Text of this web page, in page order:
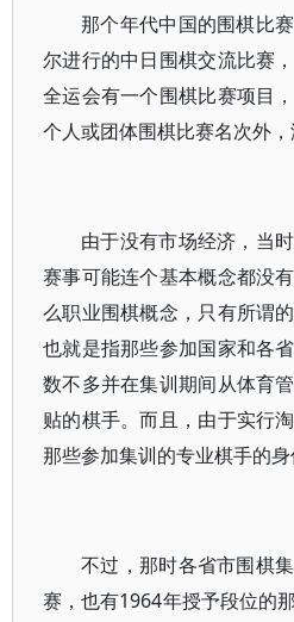
那个年代中国的围棋比
尔进行的中日围棋交流比赛
全运会有一个围棋比赛项目
个人或团体围棋比赛名次外，
由于没有市场经济，当
赛事可能连个基本概念都没
么职业围棋概念，只有所谓
也就是指那些参加国家和各
数不多并在集训期间从体育
贴的棋手。而且，由于实行
那些参加集训的专业棋手的身
不过，那时各省市围棋
赛，也有1964年授予段位的